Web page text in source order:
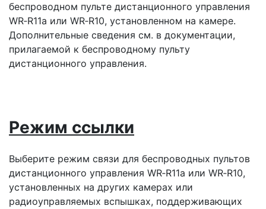
беспроводном пульте дистанционного управления
WR‑R11a или WR‑R10, установленном на камере.
Дополнительные сведения см. в документации,
прилагаемой к беспроводному пульту
дистанционного управления.
Режим ссылки
Выберите режим связи для беспроводных пультов
дистанционного управления WR‑R11a или WR‑R10,
установленных на других камерах или
радиоуправляемых вспышках, поддерживающих